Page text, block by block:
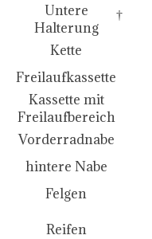
Untere
Halterung
†
Kette
Freilaufkassette
Kassette mit
Freilaufbereich
Vorderradnabe
hintere Nabe
Felgen
Reifen